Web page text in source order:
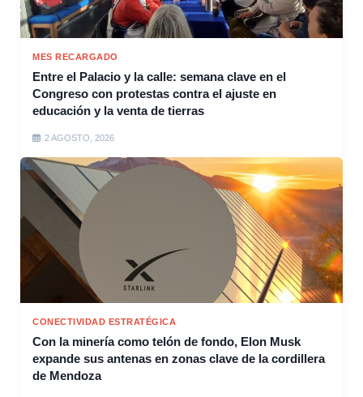
MES RECARGADO
Entre el Palacio y la calle: semana clave en el
Congreso con protestas contra el ajuste en
educación y la venta de tierras
2 AGOSTO, 2026
CONECTIVIDAD ESTRATÉGICA
Con la minería como telón de fondo, Elon Musk
expande sus antenas en zonas clave de la cordillera
de Mendoza